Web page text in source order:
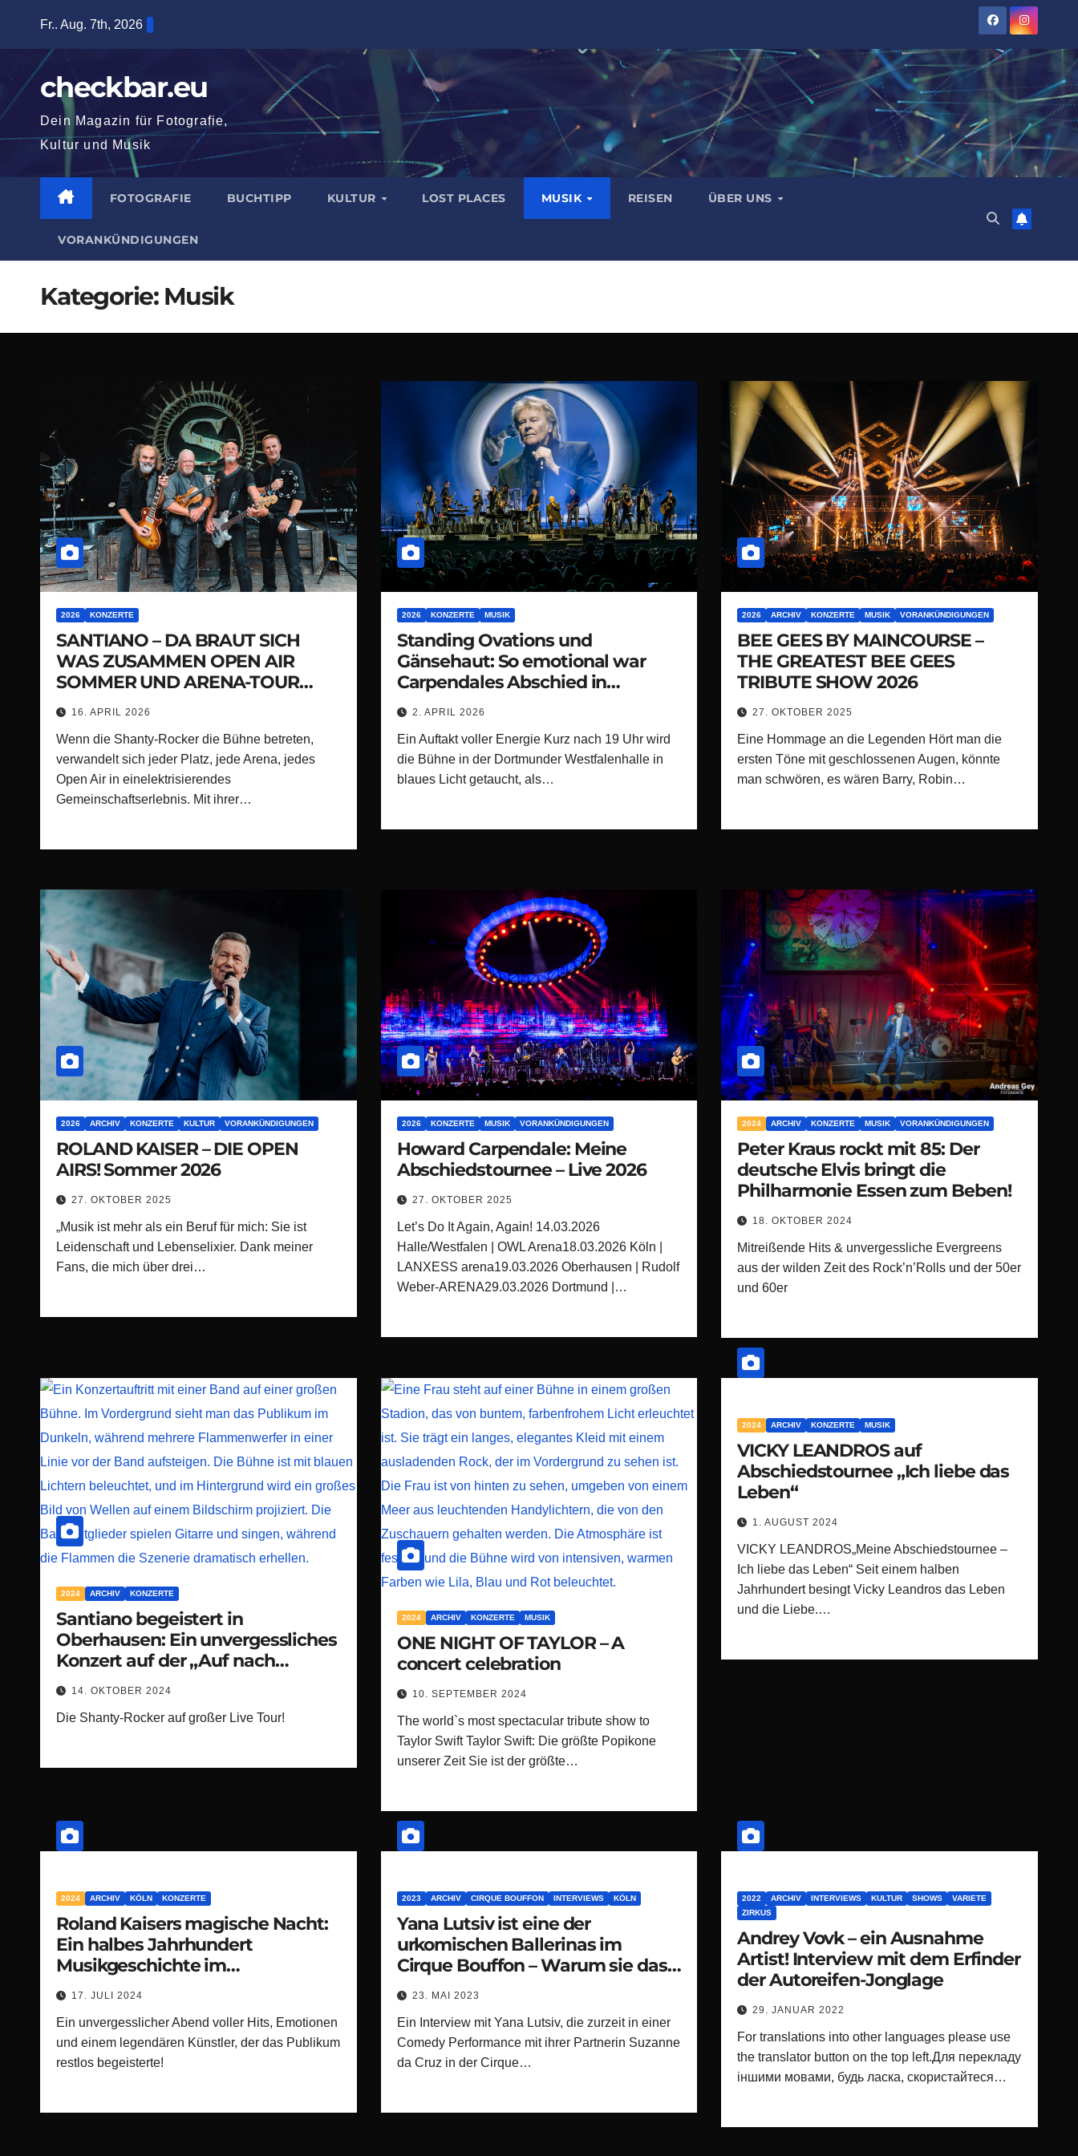
springen
Fr.. Aug. 7th, 2026
checkbar.eu
Dein Magazin für Fotografie,
Kultur und Musik
FOTOGRAFIE BUCHTIPP KULTUR LOST PLACES MUSIK REISEN ÜBER UNS
VORANKÜNDIGUNGEN
Kategorie: Musik
2026 KONZERTE
SANTIANO – DA BRAUT SICH
WAS ZUSAMMEN OPEN AIR
SOMMER UND ARENA-TOUR
HERBST 2026
16. APRIL 2026
Wenn die Shanty-Rocker die Bühne betreten,
verwandelt sich jeder Platz, jede Arena, jedes
Open Air in einelektrisierendes
Gemeinschaftserlebnis. Mit ihrer…
2026 KONZERTE MUSIK
Standing Ovations und
Gänsehaut: So emotional war
Carpendales Abschied in
Dortmund
2. APRIL 2026
Ein Auftakt voller Energie Kurz nach 19 Uhr wird
die Bühne in der Dortmunder Westfalenhalle in
blaues Licht getaucht, als…
2026 ARCHIV KONZERTE MUSIK VORANKÜNDIGUNGEN
BEE GEES BY MAINCOURSE –
THE GREATEST BEE GEES
TRIBUTE SHOW 2026
27. OKTOBER 2025
Eine Hommage an die Legenden Hört man die
ersten Töne mit geschlossenen Augen, könnte
man schwören, es wären Barry, Robin…
2026 ARCHIV KONZERTE KULTUR VORANKÜNDIGUNGEN
ROLAND KAISER – DIE OPEN
AIRS! Sommer 2026
27. OKTOBER 2025
„Musik ist mehr als ein Beruf für mich: Sie ist
Leidenschaft und Lebenselixier. Dank meiner
Fans, die mich über drei…
2026 KONZERTE MUSIK VORANKÜNDIGUNGEN
Howard Carpendale: Meine
Abschiedstournee – Live 2026
27. OKTOBER 2025
Let’s Do It Again, Again! 14.03.2026
Halle/Westfalen | OWL Arena18.03.2026 Köln |
LANXESS arena19.03.2026 Oberhausen | Rudolf
Weber-ARENA29.03.2026 Dortmund |…
2024 ARCHIV KONZERTE MUSIK VORANKÜNDIGUNGEN
Peter Kraus rockt mit 85: Der
deutsche Elvis bringt die
Philharmonie Essen zum Beben!
18. OKTOBER 2024
Mitreißende Hits & unvergessliche Evergreens
aus der wilden Zeit des Rock’n’Rolls und der 50er
und 60er
2024 ARCHIV KONZERTE
Santiano begeistert in
Oberhausen: Ein unvergessliches
Konzert auf der „Auf nach
Doggerland“-Tour!
14. OKTOBER 2024
Die Shanty-Rocker auf großer Live Tour!
2024 ARCHIV KONZERTE MUSIK
ONE NIGHT OF TAYLOR – A
concert celebration
10. SEPTEMBER 2024
The world`s most spectacular tribute show to
Taylor Swift Taylor Swift: Die größte Popikone
unserer Zeit Sie ist der größte…
2024 ARCHIV KONZERTE MUSIK
VICKY LEANDROS auf
Abschiedstournee „Ich liebe das
Leben“
1. AUGUST 2024
VICKY LEANDROS„Meine Abschiedstournee –
Ich liebe das Leben“ Seit einem halben
Jahrhundert besingt Vicky Leandros das Leben
und die Liebe.…
2024 ARCHIV KÖLN KONZERTE
Roland Kaisers magische Nacht:
Ein halbes Jahrhundert
Musikgeschichte im
RheinEnergieStadion
17. JULI 2024
Ein unvergesslicher Abend voller Hits, Emotionen
und einem legendären Künstler, der das Publikum
restlos begeisterte!
2023 ARCHIV CIRQUE BOUFFON INTERVIEWS KÖLN
Yana Lutsiv ist eine der
urkomischen Ballerinas im
Cirque Bouffon – Warum sie das
deutsche Publikum so liebt
23. MAI 2023
Ein Interview mit Yana Lutsiv, die zurzeit in einer
Comedy Performance mit ihrer Partnerin Suzanne
da Cruz in der Cirque…
2022 ARCHIV INTERVIEWS KULTUR SHOWS
VARIETE
ZIRKUS
Andrey Vovk – ein Ausnahme
Artist! Interview mit dem Erfinder
der Autoreifen-Jonglage
29. JANUAR 2022
For translations into other languages please use
the translator button on the top left.Для перекладу
іншими мовами, будь ласка, скористайтеся…